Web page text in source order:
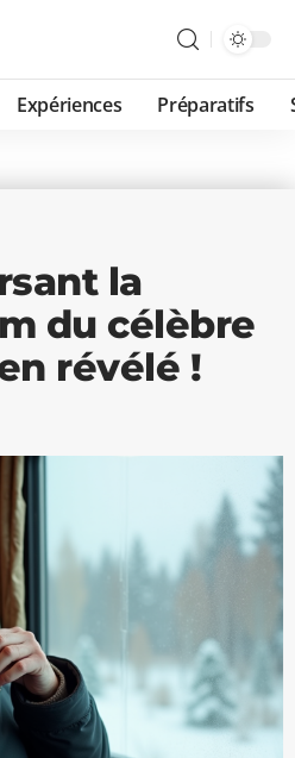
Expériences Préparatifs
la
du célèbre
révélé !